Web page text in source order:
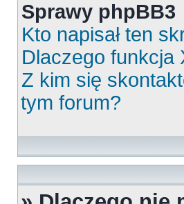
Sprawy phpBB3
Kto napisał ten
Dlaczego funkcja
Z kim się
tym forum?